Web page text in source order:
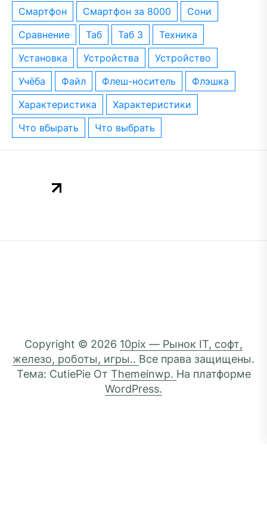
смартфон
смартфон за 8000
сони
сравнение
таб таб 3
техника
установка
устройства
устройство
учёба
файл флеш-носитель
флэшка
характеристика
характеристики
что вбырать
что выбрать
Copyright © 2026 10pix — Рынок IT, софт,
железо, роботы, игры.. Все права защищены.
Тема: CutiePie От Themeinwp. На платформе
WordPress.